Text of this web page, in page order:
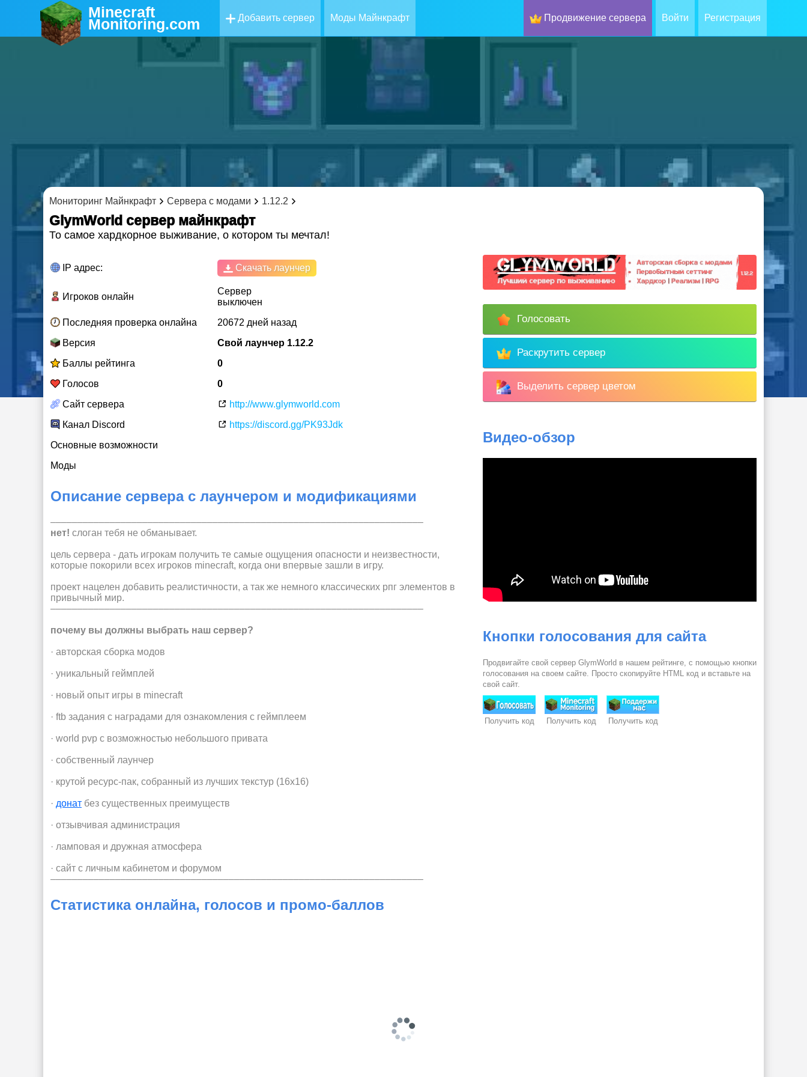
Minecraft
Monitoring.com Добавить сервер Моды Майнкрафт Продвижение сервера Войти Регистрация
Мониторинг Майнкрафт Сервера с модами 1.12.2
GlymWorld cервер майнкрафт
То самое хардкорное выживание, о котором ты мечтал!
IP адрес: Скачать лаунчер
Игроков онлайн
Сервер
выключен
Последняя проверка онлайна
20672 дней назад
Версия
Свой лаунчер 1.12.2
Баллы рейтинга
0
Голосов
0
Сайт сервера
http://www.glymworld.com
Канал Discord
https://discord.gg/PK93Jdk
Основные возможности
Моды
Описание сервера с лаунчером и модификациями
–––––––––––––––––––––––––––––––––––––––––––––––––––––––––––––––––––––
нет! слоган тебя не обманывает.
цель сервера - дать игрокам получить те самые ощущения опасности и неизвестности,
которые покорили всех игроков minecraft, когда они впервые зашли в игру.
проект нацелен добавить реалистичности, а так же немного классических рпг элементов в
привычный мир.
–––––––––––––––––––––––––––––––––––––––––––––––––––––––––––––––––––––
почему вы должны выбрать наш сервер?
· авторская сборка модов
· уникальный геймплей
· новый опыт игры в minecraft
· ftb задания с наградами для ознакомления с геймплеем
· world pvp с возможностью небольшого привата
· собственный лаунчер
· крутой ресурс-пак, собранный из лучших текстур (16х16)
· донат без существенных преимуществ
· отзывчивая администрация
· ламповая и дружная атмосфера
· сайт с личным кабинетом и форумом
–––––––––––––––––––––––––––––––––––––––––––––––––––––––––––––––––––––
Статистика онлайна, голосов и промо-баллов
Голосовать
Раскрутить сервер
Выделить сервер цветом
Видео-обзор
Кнопки голосования для сайта
Продвигайте свой сервер GlymWorld в нашем рейтинге, с помощью кнопки
голосования на своем сайте. Просто скопируйте HTML код и вставьте на
свой сайт.
Получить код Получить код Получить код